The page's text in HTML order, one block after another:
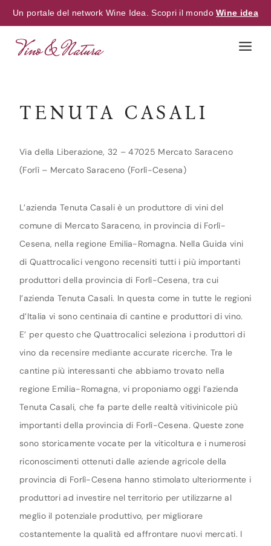
Un portale del network Wine Idea. Scopri il mondoWine idea
TENUTA CASALI
Via della Liberazione, 32 – 47025 Mercato Saraceno
(Forlì – Mercato Saraceno (Forlì-Cesena)
L’azienda Tenuta Casali è un produttore di vini del
comune di Mercato Saraceno, in provincia di Forlì-
Cesena, nella regione Emilia-Romagna. Nella Guida vini
di Quattrocalici vengono recensiti tutti i più importanti
produttori della provincia di Forlì-Cesena, tra cui
l’azienda Tenuta Casali. In questa come in tutte le regioni
d’Italia vi sono centinaia di cantine e produttori di vino.
E’ per questo che Quattrocalici seleziona i produttori di
vino da recensire mediante accurate ricerche. Tra le
cantine più interessanti che abbiamo trovato nella
regione Emilia-Romagna, vi proponiamo oggi l’azienda
Tenuta Casali, che fa parte delle realtà vitivinicole più
importanti della provincia di Forlì-Cesena. Queste zone
sono storicamente vocate per la viticoltura e i numerosi
riconoscimenti ottenuti dalle aziende agricole della
provincia di Forlì-Cesena hanno stimolato ulteriormente i
produttori ad investire nel territorio per utilizzarne al
meglio il potenziale produttivo, per migliorare
costantemente la qualità ed affrontare nuovi mercati. I